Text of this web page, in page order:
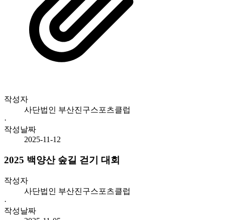
작성자
사단법인 부산진구스포츠클럽
·
작성날짜
2025-11-12
2025 백양산 숲길 걷기 대회
작성자
사단법인 부산진구스포츠클럽
·
작성날짜